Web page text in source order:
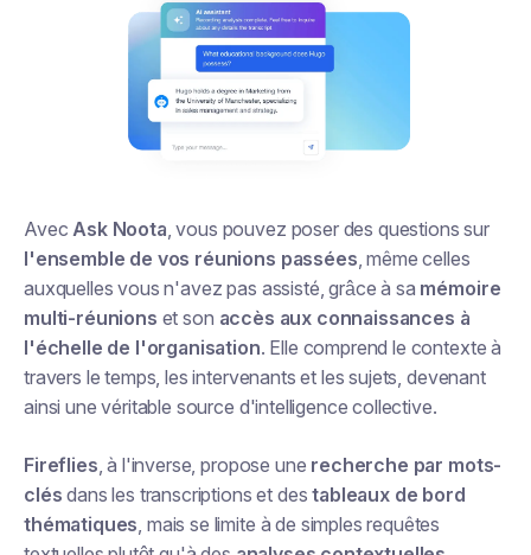
Avec Ask Noota , vous pouvez poser des questions sur
l'ensemble de vos réunions passées , même celles
auxquelles vous n'avez pas assisté, grâce à sa mémoire
multi-réunions et son accès aux connaissances à
l'échelle de l'organisation. Elle comprend le contexte à
travers le temps, les intervenants et les sujets, devenant
ainsi une véritable source d'intelligence collective.
Fireflies , à l'inverse, propose une recherche par mots-
clés dans les transcriptions et destableaux de bord
thématiques , mais se limite à de simples requêtes